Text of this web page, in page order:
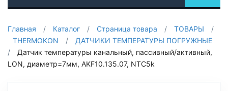
Главная / Каталог / Страница товара / ТОВАРЫ
/
THERMOKON
/
ДАТЧИКИ ТЕМПЕРАТУРЫ ПОГРУЖНЫЕ
/
Датчик температуры канальный, пассивный/активный,
LON, диаметр=7мм, AKF10.135.07, NTC5k